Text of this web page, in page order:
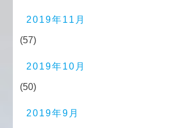
2019年11月
(57)
2019年10月
(50)
2019年9月